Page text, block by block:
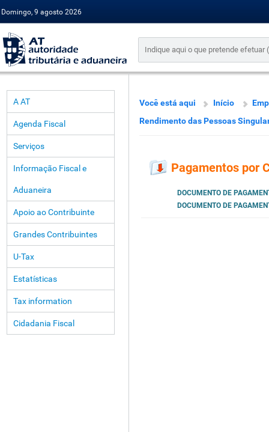
Domingo, 9 agosto 2026
A AT
Agenda Fiscal
Serviços
Informação Fiscal e
Aduaneira
Apoio ao Contribuinte
Grandes Contribuintes
U-Tax
Estatísticas
Tax information
Cidadania Fiscal
Você está aqui Início
Rendimento das Pessoas
Pagamentos por
DOCUMENTO DE
DOCUMENTO DE